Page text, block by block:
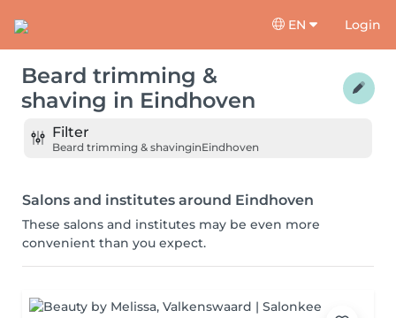
EN Login
Beard trimming &
shaving in Eindhoven
Filter
Beard trimming & shavinginEindhoven
Salons and institutes around Eindhoven
These salons and institutes may be even more
convenient than you expect.